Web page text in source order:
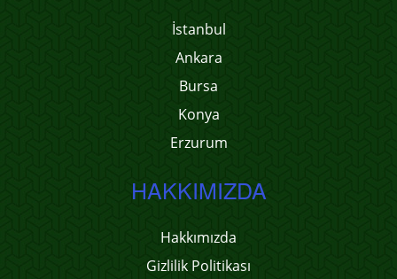
İstanbul
Ankara
Bursa
Konya
Erzurum
HAKKIMIZDA
Hakkımızda
Gizlilik Politikası